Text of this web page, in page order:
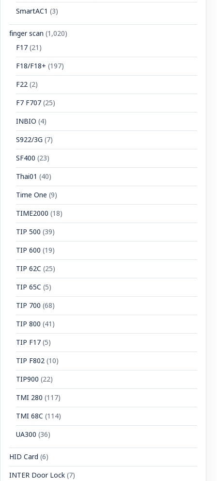
SmartAC1 (3)
finger scan (1,020)
F17(21)
F18/F18+ (197)
F22(2)
F7 F707(25)
INBIO (4)
S922/3G (7)
SF400 (23)
Thai01 (40)
Time One (9)
TIME2000 (18)
TIP 500 (39)
TIP 600 (19)
TIP 62C (25)
TIP 65C (5)
TIP 700 (68)
TIP 800 (41)
TIP F17(5)
TIP F802(10)
TIP900 (22)
TMI 280 (117)
TMI 68C (114)
UA300 (36)
HID Card (6)
INTER Door Lock(7)